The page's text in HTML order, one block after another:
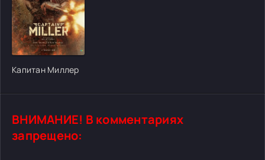
[/xfgiven_cvh_poster_urlcvh_poster_url]
Капитан Миллер
ВНИМАНИЕ! В комментариях
запрещено: